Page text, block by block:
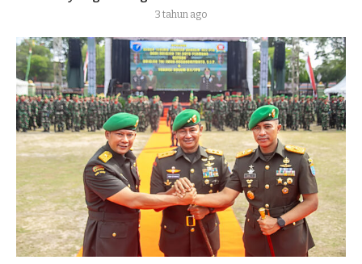
3 tahun ago